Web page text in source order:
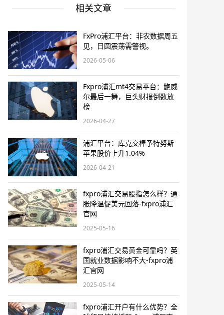
相关文章
FxPro浦汇平台：非农数据周五
见，日圆震荡需警视。
2026-05-06
Fxpro浦汇mt4交易平台：鲍威
尔最后一舞，巨头财报倒数放
榜
2026-04-27
浦汇平台：库克交棒予特努斯
苹果股价上升1.04%
2026-04-21
fxpro浦汇交易股指怎么样？通
胀降温促美元回落-fxpro浦汇
官网
2025-05-16
fxpro浦汇交易黄金可靠吗？英
国就业数据影响不大-fxpro浦
汇官网
2025-05-14
fxpro浦汇开户有什么优势？全